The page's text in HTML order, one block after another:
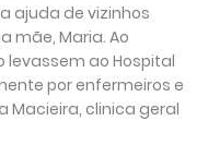
ajuda de vizinhos
mãe, Maria. Ao
levassem ao Hospital
por enfermeiros e
Macieira, clinica geral